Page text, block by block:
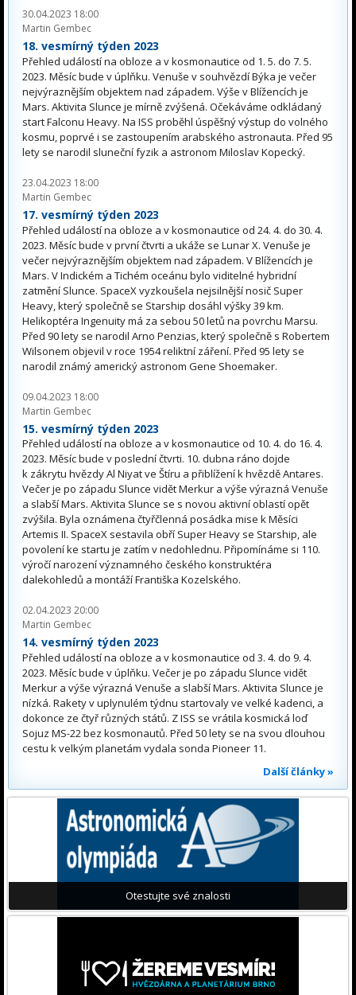
30.04.2023 18:00
Martin Gembec
18. vesmírný týden 2023
Přehled událostí na obloze a v kosmonautice od 1. 5. do 7. 5.
2023. Měsíc bude v úplňku. Venuše v souhvězdí Býka je večer
nejvýraznějším objektem nad západem. Výše v Blížencích je
Mars. Aktivita Slunce je mírně zvýšená. Očekáváme odkládaný
start Falconu Heavy. Na ISS proběhl úspěšný výstup do volného
kosmu, poprvé i se zastoupením arabského astronauta. Před 95
lety se narodil sluneční fyzik a astronom Miloslav Kopecký.
23.04.2023 18:00
Martin Gembec
17. vesmírný týden 2023
Přehled událostí na obloze a v kosmonautice od 24. 4. do 30. 4.
2023. Měsíc bude v první čtvrti a ukáže se Lunar X. Venuše je
večer nejvýraznějším objektem nad západem. V Blížencích je
Mars. V Indickém a Tichém oceánu bylo viditelné hybridní
zatmění Slunce. SpaceX vyzkoušela nejsilnější nosič Super
Heavy, který společně se Starship dosáhl výšky 39 km.
Helikoptéra Ingenuity má za sebou 50 letů na povrchu Marsu.
Před 90 lety se narodil Arno Penzias, který společně s Robertem
Wilsonem objevil v roce 1954 reliktní záření. Před 95 lety se
narodil známý americký astronom Gene Shoemaker.
09.04.2023 18:00
Martin Gembec
15. vesmírný týden 2023
Přehled událostí na obloze a v kosmonautice od 10. 4. do 16. 4.
2023. Měsíc bude v poslední čtvrti. 10. dubna ráno dojde
k zákrytu hvězdy Al Niyat ve Štíru a přiblížení k hvězdě Antares.
Večer je po západu Slunce vidět Merkur a výše výrazná Venuše
a slabší Mars. Aktivita Slunce se s novou aktivní oblastí opět
zvýšila. Byla oznámena čtyřčlenná posádka mise k Měsíci
Artemis II. SpaceX sestavila obří Super Heavy se Starship, ale
povolení ke startu je zatím v nedohlednu. Připomínáme si 110.
výročí narození významného českého konstruktéra
dalekohledů a montáží Františka Kozelského.
02.04.2023 20:00
Martin Gembec
14. vesmírný týden 2023
Přehled událostí na obloze a v kosmonautice od 3. 4. do 9. 4.
2023. Měsíc bude v úplňku. Večer je po západu Slunce vidět
Merkur a výše výrazná Venuše a slabší Mars. Aktivita Slunce je
nízká. Rakety v uplynulém týdnu startovaly ve velké kadenci, a
dokonce ze čtyř různých států. Z ISS se vrátila kosmická loď
Sojuz MS-22 bez kosmonautů. Před 50 lety se na svou dlouhou
cestu k velkým planetám vydala sonda Pioneer 11.
Další články »
Otestujte své znalosti